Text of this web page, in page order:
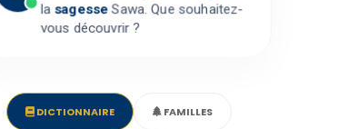
la sagesseSawa. Que souhaitez-
vous découvrir ?
DICTIONNAIRE FAMILLES